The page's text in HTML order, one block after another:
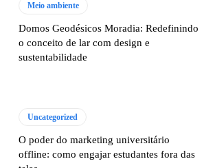
Meio ambiente
Domos Geodésicos Moradia: Redefinindo
o conceito de lar com design e
sustentabilidade
Uncategorized
O poder do marketing universitário
offline: como engajar estudantes fora das